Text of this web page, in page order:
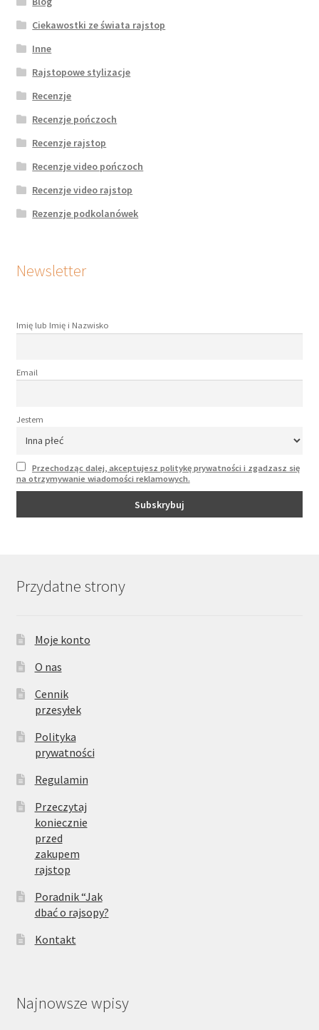
Ciekawostki ze świata rajstop
Inne
Rajstopowe stylizacje
Recenzje
Recenzje pończoch
Recenzje rajstop
Recenzje video pończoch
Recenzje video rajstop
Rezenzje podkolanówek
Newsletter
Imię lub Imię i Nazwisko
Email
Jestem
Przechodząc dalej, akceptujesz politykę prywatności i zgadzasz się
na otrzymywanie wiadomości reklamowych.
Przydatne strony
Moje konto
O nas
Cennik
przesyłek
Polityka
prywatności
Regulamin
Przeczytaj
koniecznie
przed
zakupem
rajstop
Poradnik “Jak
dbać o rajsopy?
Kontakt
Najnowsze wpisy